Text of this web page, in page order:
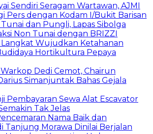
Sendiri Seragam Wartawan, AJMI
Pers dengan Kodam I/Bukit Barisan
dan Pungli, Lapas Sibolga
Non Tunai dengan BRIZZI
Langkat Wujudkan Ketahanan
Hortikultura Pepaya
Dedi Cemot, Chairun
Simanjuntak Bahas Gejala
Pembayaran Sewa Alat Escavator
Tak Jelas
Nama Baik dan
Tanjung Morawa Dinilai Berjalan